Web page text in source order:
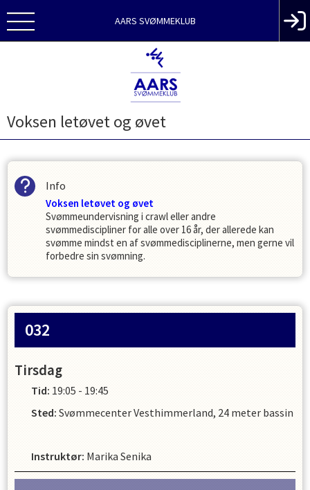
AARS SVØMMEKLUB
Voksen letøvet og øvet
Info
Voksen letøvet og øvet
Svømmeundervisning i crawl eller andre
svømmediscipliner for alle over 16 år, der allerede kan
svømme mindst en af svømmedisciplinerne, men gerne vil
forbedre sin svømning.
032
Tirsdag
Tid: 19:05 - 19:45
Sted: Svømmecenter Vesthimmerland, 24 meter bassin
Instruktør: Marika Senika